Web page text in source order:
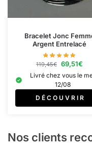
Bracelet Jonc
Argent Entrelacé
119,45€ 69,51€
Livré chez vous le
12/08
D É C O U V R I R
Nos clients